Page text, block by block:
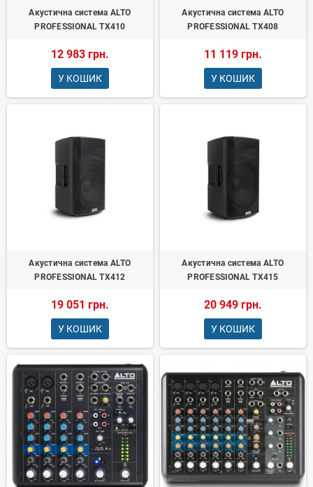
Акустична система ALTO
PROFESSIONAL TX410
12 983 грн.
У КОШИК
Акустична система ALTO
PROFESSIONAL TX408
11 119 грн.
У КОШИК
Акустична система ALTO
PROFESSIONAL TX412
19 051 грн.
У КОШИК
Акустична система ALTO
PROFESSIONAL TX415
20 949 грн.
У КОШИК